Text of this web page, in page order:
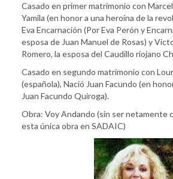
Casado en primer matrimonio con
Yamila (en honor a una heroína de la
Eva Encarnación (Por Eva Perón y
esposa de Juan Manuel de Rosas) y
Romero, la esposa del Caudillo riojano
Casado en segundo matrimonio con
(española), Nació Juan Facundo (en
Juan Facundo Quiroga).
Obra: Voy Andando (sin ser netamente
esta única obra en SADAIC)